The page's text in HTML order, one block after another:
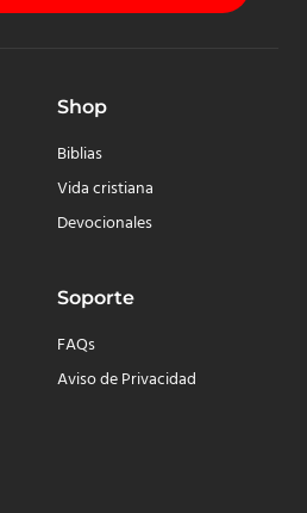
Shop
Biblias
Vida cristiana
Devocionales
Soporte
FAQs
Aviso de Privacidad